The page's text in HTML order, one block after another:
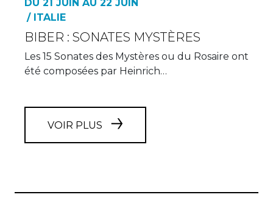
DU 21 JUIN AU 22 JUIN
/ ITALIE
BIBER : SONATES MYSTÈRES
Les 15 Sonates des Mystères ou du Rosaire ont
été composées par Heinrich…
VOIR PLUS